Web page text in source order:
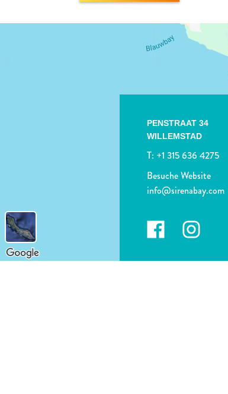
PENSTRAAT 34
WILLEMSTAD
T: +1 315 636 4275
Besuche Website
info@sirenabay.com